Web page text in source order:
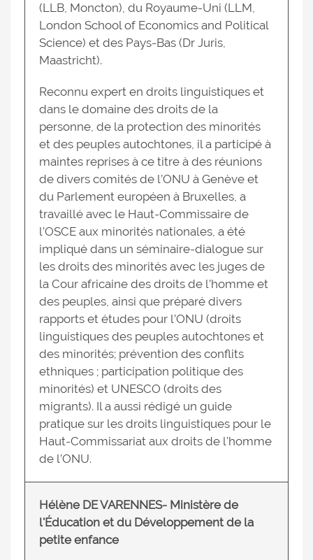
(LLB, Moncton), du Royaume-Uni (LLM,
London School of Economics and Political
Science) et des Pays-Bas (Dr Juris,
Maastricht).
Reconnu expert en droits linguistiques et
dans le domaine des droits de la
personne, de la protection des minorités
et des peuples autochtones, il a participé à
maintes reprises à ce titre à des réunions
de divers comités de l’ONU à Genève et
du Parlement européen à Bruxelles, a
travaillé avec le Haut-Commissaire de
l’OSCE aux minorités nationales, a été
impliqué dans un séminaire-dialogue sur
les droits des minorités avec les juges de
la Cour africaine des droits de l’homme et
des peuples, ainsi que préparé divers
rapports et études pour l’ONU (droits
linguistiques des peuples autochtones et
des minorités; prévention des conflits
ethniques ; participation politique des
minorités) et UNESCO (droits des
migrants). Il a aussi rédigé un guide
pratique sur les droits linguistiques pour le
Haut-Commissariat aux droits de l'homme
de l’ONU.
Hélène DE VARENNES- Ministère de
l'Éducation et du Développement de la
petite enfance